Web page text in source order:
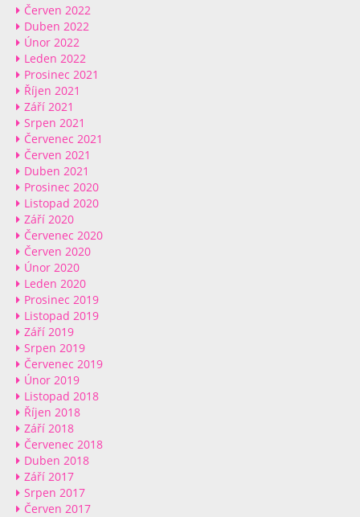
Červen 2022
Duben 2022
Únor 2022
Leden 2022
Prosinec 2021
Říjen 2021
Září 2021
Srpen 2021
Červenec 2021
Červen 2021
Duben 2021
Prosinec 2020
Listopad 2020
Září 2020
Červenec 2020
Červen 2020
Únor 2020
Leden 2020
Prosinec 2019
Listopad 2019
Září 2019
Srpen 2019
Červenec 2019
Únor 2019
Listopad 2018
Říjen 2018
Září 2018
Červenec 2018
Duben 2018
Září 2017
Srpen 2017
Červen 2017